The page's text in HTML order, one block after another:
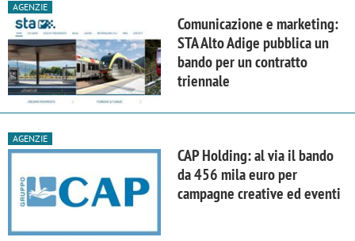
AGENZIE
Comunicazione e marketing:
STA Alto Adige pubblica un
bando per un contratto
triennale
AGENZIE
CAP Holding: al via il bando
da 456 mila euro per
campagne creative ed eventi